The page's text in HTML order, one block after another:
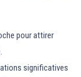
pour attirer
significatives